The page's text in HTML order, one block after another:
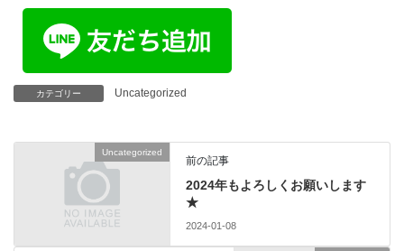
カテゴリー Uncategorized
Uncategorized
前の記事
2024年もよろしくお願いします
★
2024-01-08